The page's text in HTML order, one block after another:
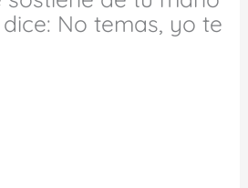
No temas, yo te